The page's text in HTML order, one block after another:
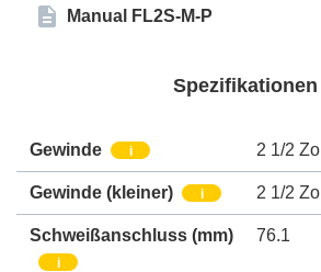
Manual FL2S-M-P
Spezifikationen
Gewinde i 2 1/2 Zoll
Gewinde (kleiner) i 2 1/2 Zoll
Schweißanschluss (mm)
i
76.1